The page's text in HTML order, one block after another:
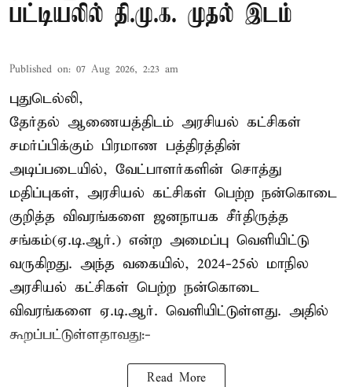
பட்டியலில் தி.மு.க. முதல் இடம்
Published on: 07 Aug 2026, 2:23 am
புதுடெல்லி,
தேர்தல் ஆணையத்திடம் அரசியல் கட்சிகள்
சமர்ப்பிக்கும் பிரமாண பத்திரத்தின்
அடிப்படையில், வேட்பாளர்களின் சொத்து
மதிப்புகள், அரசியல் கட்சிகள் பெற்ற நன்கொடை
குறித்த விவரங்களை ஜனநாயக சீர்திருத்த
சங்கம்(ஏ.டி.ஆர்.) என்ற அமைப்பு வெளியிட்டு
வருகிறது. அந்த வகையில், 2024-25ல் மாநில
அரசியல் கட்சிகள் பெற்ற நன்கொடை
விவரங்களை ஏ.டி.ஆர். வெளியிட்டுள்ளது. அதில்
கூறப்பட்டுள்ளதாவது:-
Read More